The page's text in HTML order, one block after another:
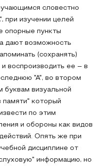
словестно
при изучении целей
пункты
дают возможность
(сохранять)
воспроизводить ее – в
"А", во втором
буквам визуальной
памяти" который
по этим
и обороны как видов
Опять же при
дисциплине от
информацию, но